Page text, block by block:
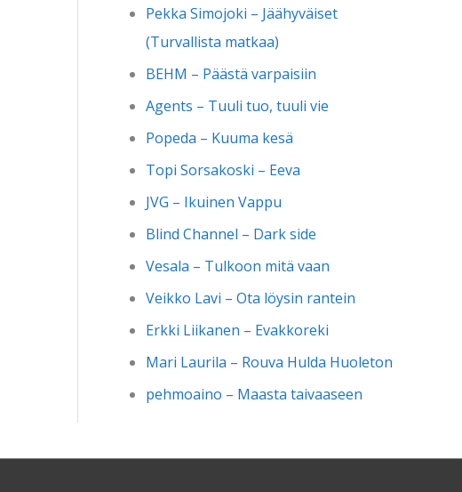
Pekka Simojoki – Jäähyväiset
(Turvallista matkaa)
BEHM – Päästä varpaisiin
Agents – Tuuli tuo, tuuli vie
Popeda – Kuuma kesä
Topi Sorsakoski – Eeva
JVG – Ikuinen Vappu
Blind Channel – Dark side
Vesala – Tulkoon mitä vaan
Veikko Lavi – Ota löysin rantein
Erkki Liikanen – Evakkoreki
Mari Laurila – Rouva Hulda Huoleton
pehmoaino – Maasta taivaaseen